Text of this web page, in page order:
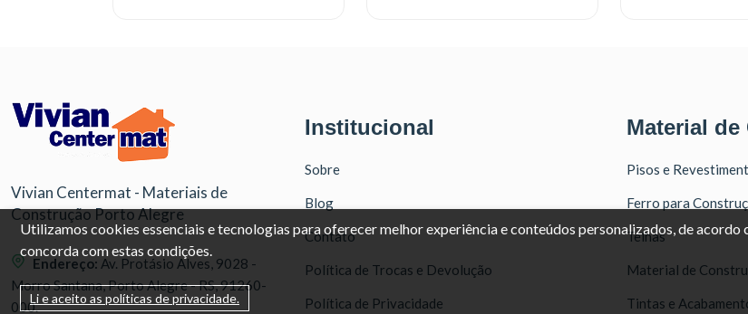
Vivian Centermat - Materiais de
Construção Porto Alegre
Endereço: Av. Protásio Alves, 9028 -
Morro Santana, Porto Alegre - RS, 91260-
000.
Institucional
Sobre
Blog
Contato
Política de Trocas e Devolução
Política de Privacidade
Material
Pisos e
Ferro para
Telhas
Material de
Tintas e
Utilizamos cookies essenciais e tecnologias para oferecer melhor experiência e conteúdos personalizados, de acordo
concorda com estas condições.
Li e aceito as políticas de privacidade.